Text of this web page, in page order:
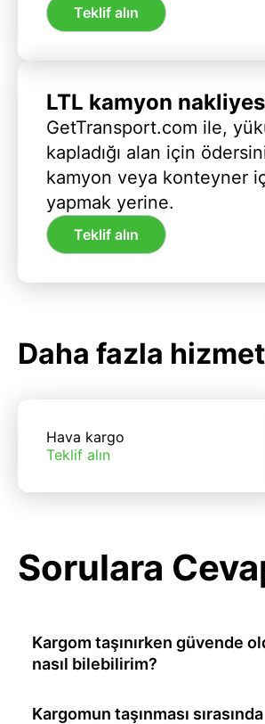
Teklif alın
LTL kamyon
GetTransport.com ile,
kapladığı alan için
kamyon veya konteyner
yapmak yerine.
Teklif alın
Daha fazla hizmet
Hava kargo
Teklif alın
Sorulara
Kargom taşınırken güvende
nasıl bilebilirim?
Kargomun taşınması sırasında